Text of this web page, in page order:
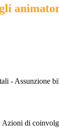
- Assunzione
Azioni di